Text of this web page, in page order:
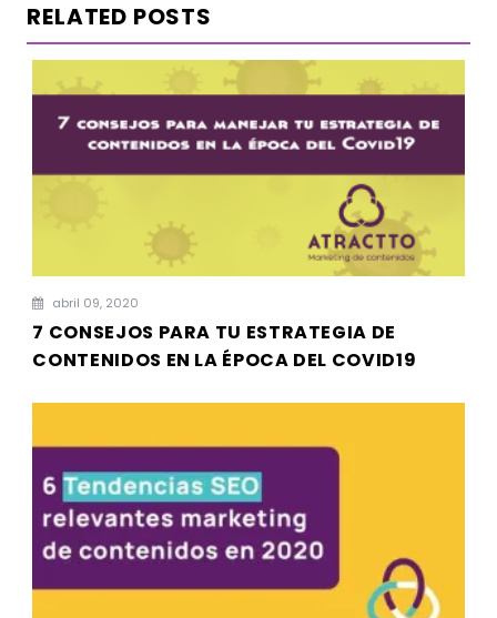
RELATED POSTS
abril 09, 2020
7 CONSEJOS PARA TU ESTRATEGIA DE
CONTENIDOS EN LA ÉPOCA DEL COVID19